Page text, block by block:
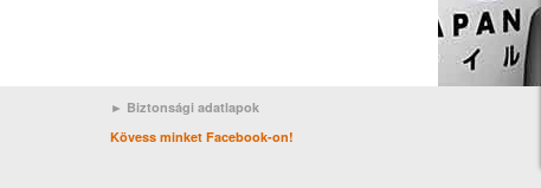
► Biztonsági adatlapok
Kövess minket Facebook-on!